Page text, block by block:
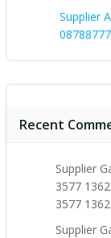
Supplier
Recent
Supplier
3577 1362
3577 1362
Supplier